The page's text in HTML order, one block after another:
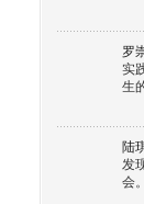
罗
实
生
陆
发
会